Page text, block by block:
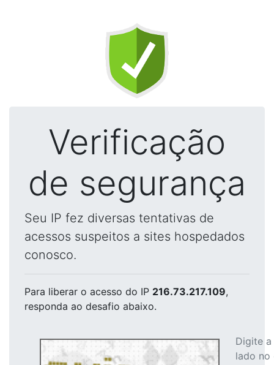
Verificação
de segurança
Seu IP fez diversas tentativas de
acessos suspeitos a sites hospedados
conosco.
Para liberar o acesso do IP 216.73.217.109,
responda ao desafio abaixo.
Digite
lado no